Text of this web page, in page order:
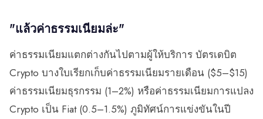
"แล้วค่าธรรมเนียมล่ะ"
ค่าธรรมเนียมแตกต่างกันไปตามผู้ให้บริการ บัตรเดบิต
Crypto บางใบเรียกเก็บค่าธรรมเนียมรายเดือน ($5–$15)
ค่าธรรมเนียมธุรกรรม (1–2%) หรือค่าธรรมเนียมการแปลง
Crypto เป็น Fiat (0.5–1.5%) ภูมิทัศน์การแข่งขันในปี